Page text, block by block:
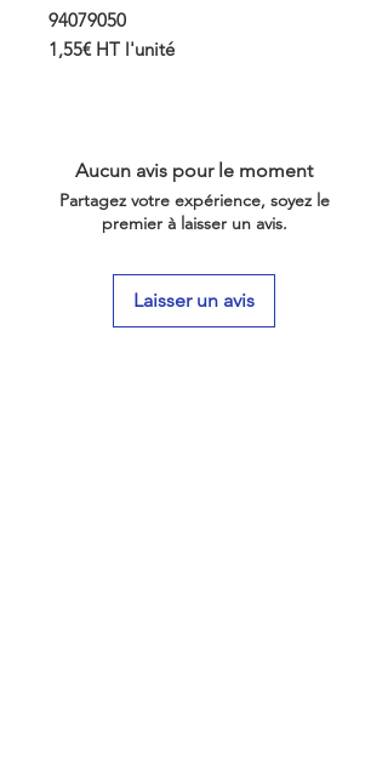
94079050
1,55€ HT l'unité
Aucun avis pour le moment
Partagez votre expérience, soyez le
premier à laisser un avis.
Laisser un avis